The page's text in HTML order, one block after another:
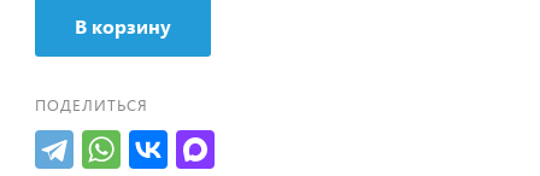
В корзину
ПОДЕЛИТЬСЯ